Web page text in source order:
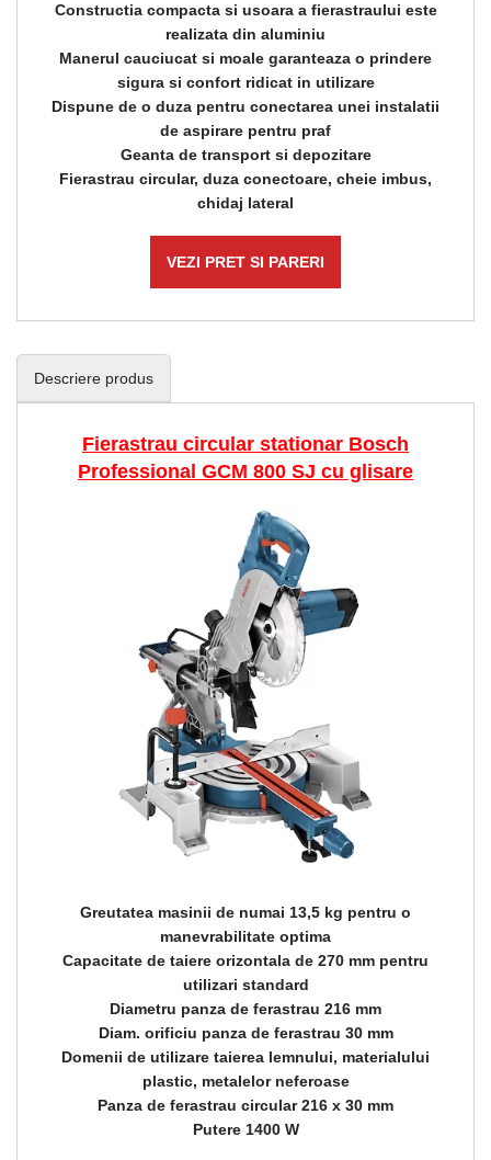
Constructia compacta si usoara a fierastraului este
realizata din aluminiu
Manerul cauciucat si moale garanteaza o prindere
sigura si confort ridicat in utilizare
Dispune de o duza pentru conectarea unei instalatii
de aspirare pentru praf
Geanta de transport si depozitare
Fierastrau circular, duza conectoare, cheie imbus,
chidaj lateral
VEZI PRET SI PARERI
Descriere produs
Fierastrau circular stationar Bosch
Professional GCM 800 SJ cu glisare
Greutatea masinii de numai 13,5 kg pentru o
manevrabilitate optima
Capacitate de taiere orizontala de 270 mm pentru
utilizari standard
Diametru panza de ferastrau 216 mm
Diam. orificiu panza de ferastrau 30 mm
Domenii de utilizare taierea lemnului, materialului
plastic, metalelor neferoase
Panza de ferastrau circular 216 x 30 mm
Putere 1400 W